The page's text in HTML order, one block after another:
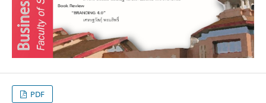
PDF